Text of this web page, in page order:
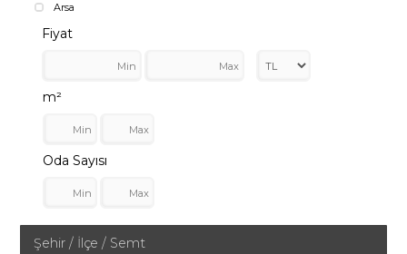
Arsa
Fiyat
m²
Oda Sayısı
Şehir / İlçe / Semt